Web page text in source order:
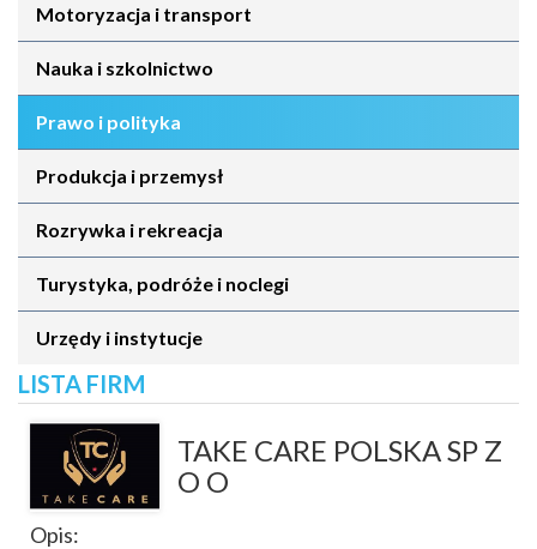
Motoryzacja i transport
Nauka i szkolnictwo
Prawo i polityka
Produkcja i przemysł
Rozrywka i rekreacja
Turystyka, podróże i noclegi
Urzędy i instytucje
LISTA FIRM
TAKE CARE POLSKA SP Z
O O
Opis: